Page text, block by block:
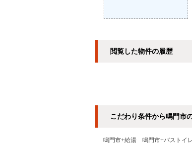
閲覧した物件の履歴
こだわり条件から鳴門市
鳴門市+給湯 鳴門市+バストイ